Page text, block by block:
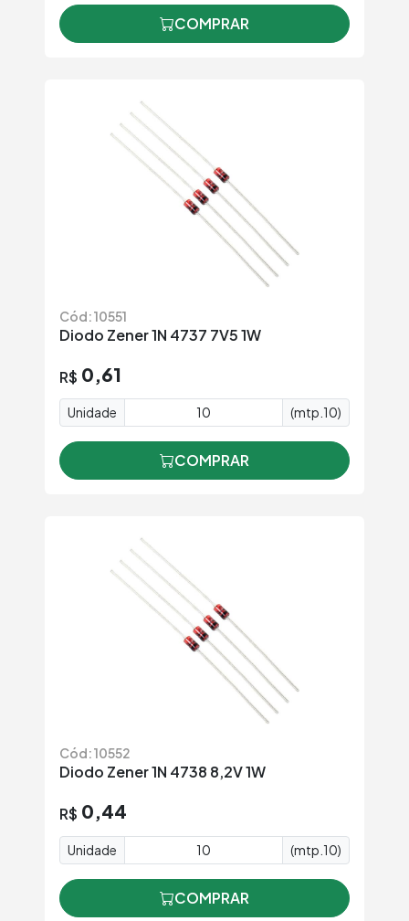
COMPRAR
Cód: 10551
Diodo Zener 1N 4737 7V5 1W
R$ 0,61
Unidade (mtp.10)
COMPRAR
Cód: 10552
Diodo Zener 1N 4738 8,2V 1W
R$ 0,44
Unidade (mtp.10)
COMPRAR